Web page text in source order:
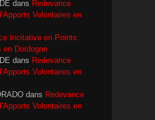
dans Redevance
Volontaires en
Incitative en Points
en Dordogne
dans Redevance
Volontaires en
dans Redevance
Volontaires en